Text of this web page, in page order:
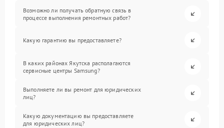
Возможно ли получать обратную связь в
процессе выполнения ремонтных работ?
Какую гарантию вы предоставляете?
В каких районах Якутска располагаются
сервисные центры Samsung?
Выполняете ли вы ремонт для юридических
лиц?
Какую документацию вы предоставляете
для юридических лиц?